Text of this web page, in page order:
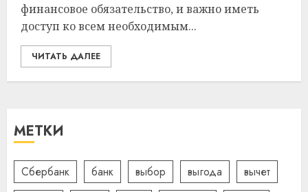
финансовое обязательство, и важно иметь
доступ ко всем необходимым...
ЧИТАТЬ ДАЛЕЕ
МЕТКИ
Сбербанк банк выбор выгода
вычет